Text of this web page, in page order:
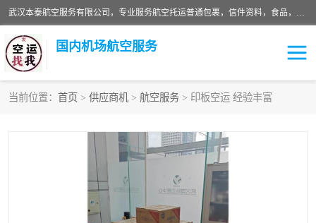
武汉本泰航空服务有限公司，专业服务航空托运普通包裹，信件资料，食品，服装，快消品等运输的专线空运，完善的网络服务确保为客户提供准确、*、安全的“门对门”服务，本着“诚信为本、精诚合作”的服务宗旨.“以安全运输为保障，以运价合理要求市场”的经营理念。武汉机场货运、武汉航空物流、武汉空运、武汉天河国际机场东方、南方、国际航空、机场空运业务覆盖国内二三线机场城市，如：武汉-敦煌、武汉-柳州等
国内机场航空服务
当前位置： 首页 > 供应商机 > 航空服务 > 印板空运 经验丰富